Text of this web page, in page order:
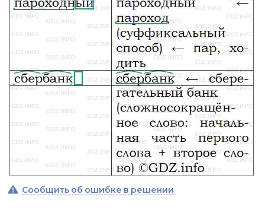
Сообщить об ошибке в решении